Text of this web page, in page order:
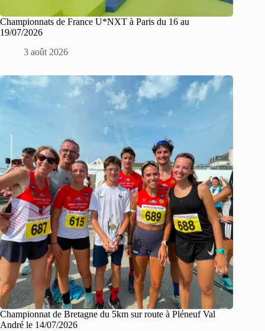
Championnats de France U*NXT à Paris du 16 au
19/07/2026
3 août 2026
Championnat de Bretagne du 5km sur route à Pléneuf Val
André le 14/07/2026